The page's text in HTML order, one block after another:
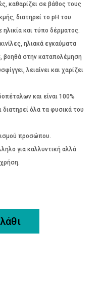
καθαρίζει σε βάθος τους
διατηρεί το pH του
ηλικία και τύπο δέρματος.
ηλιακά εγκαύματα
βοηθά στην καταπολέμηση
λειαίνει και χαρίζει
και είναι 100%
διατηρεί όλα τα φυσικά του
προσώπου.
για καλλυντική αλλά